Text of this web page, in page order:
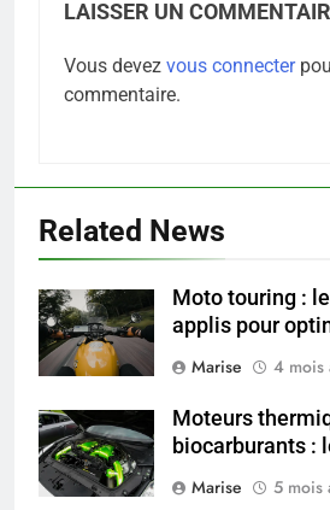
LAISSER UN
Vous devez vous connecter
commentaire.
Related News
Moto touring :
applis pour
Marise
4 mois
Moteurs
biocarburants :
Marise
5 mois
5
SANTÉ
peau
Ordinary
SANTÉ
7
Prévenir les
exercices